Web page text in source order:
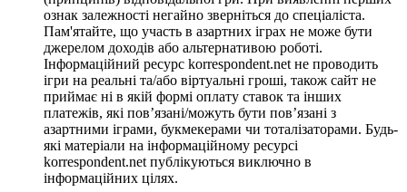
ознак залежності негайно зверніться до спеціаліста.
Пам'ятайте, що участь в азартних іграх не може бути
джерелом доходів або альтернативою роботі.
Інформаційний ресурс korrespondent.net не проводить
ігри на реальні та/або віртуальні гроші, також сайт не
приймає ні в якій формі оплату ставок та інших
платежів, які пов’язані/можуть бути пов’язані з
азартними іграми, букмекерами чи тоталізаторами. Будь-
які матеріали на інформаційному ресурсі
korrespondent.net публікуються виключно в
інформаційних цілях.